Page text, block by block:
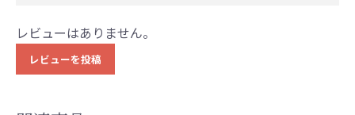
レビューはありません。
レビューを投稿